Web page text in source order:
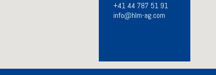
+41 44 787 51 91
info@hlm-ag.com